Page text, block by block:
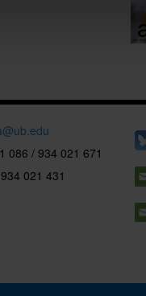
086 / 934 021 671
021 431